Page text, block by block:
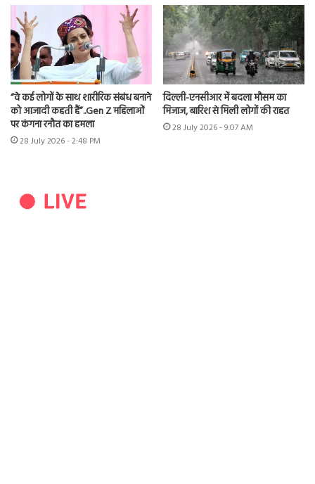
“वे कई लोगों के साथ शारीरिक संबंध बनाने
को आजादी कहती हैं”..Gen Z महिलाओं
पर कंगना रनौत का हमला
28 July 2026 - 2:48 PM
दिल्ली-एनसीआर में बदला मौसम का
मिजाज, बारिश से मिली लोगों की राहत
28 July 2026 - 9:07 AM